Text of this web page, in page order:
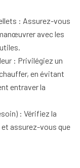
: Assurez-vous
avec les
: Privilégiez un
en évitant
entraver la
: Vérifiez la
assurez-vous que